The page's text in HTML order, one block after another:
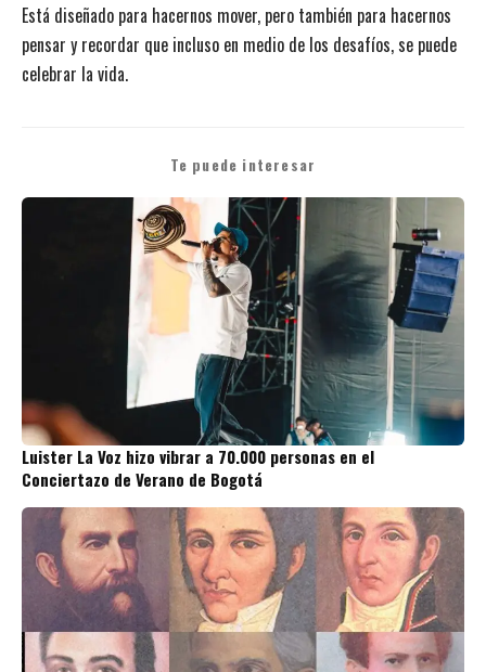
Está diseñado para hacernos mover, pero también para hacernos
pensar y recordar que incluso en medio de los desafíos, se puede
celebrar la vida.
Te puede interesar
Luister La Voz hizo vibrar a 70.000 personas en el
Conciertazo de Verano de Bogotá